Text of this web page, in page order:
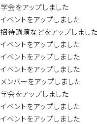
学会をアップしました
イベントをアップしました
招待講演などをアップしました
イベントをアップしました
イベントをアップしました
イベントをアップしました
メンバーをアップしました
学会をアップしました
イベントをアップしました
イベントをアップしました